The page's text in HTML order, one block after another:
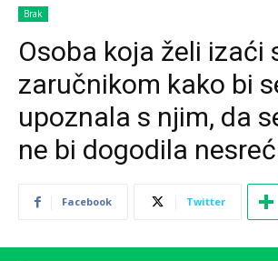
Brak
Osoba koja želi izaći
zaručnikom kako bi
upoznala s njim, da
ne bi dogodila
Facebook Twitter